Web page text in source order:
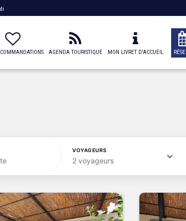
AGENDA TOURISTIQUE MON LIVRET D'ACCUEIL
VOYAGEURS
2 voyageurs